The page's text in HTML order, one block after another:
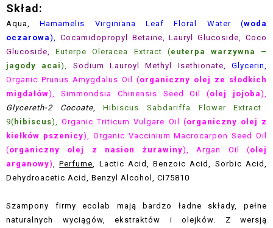
Skład:
Aqua,Hamamelis Virginiana Leaf Floral Water (woda
oczarowa), Cocamidopropyl Betaine,Lauryl Glucoside, Coco
Glucoside,Euterpe Oleracea Extract (euterpa warzywna –
jagody acai), Sodium Lauroyl Methyl Isethionate,
Glycerin,
Organic Prunus Amygdalus Oil (organiczny olej ze słodkich
migdałów), Simmondsia Chinensis Seed Oil (olej jojoba),
Glycereth-2 Cocoate,Hibiscus Sabdariffa Flower Extract
9(hibiscus), Organic Triticum Vulgare Oil (organiczny olej z
kiełków pszenicy), Organic Vaccinium Macrocarpon Seed Oil
(organiczny olej z nasion żurawiny), Argan Oil (olej
arganowy) ,Perfume , Lactic Acid, Benzoic Acid, Sorbic Acid,
Dehydroacetic Acid, Benzyl Alcohol, CI75810
Szampony firmy ecolab mają bardzo ładne składy, pełne
naturalnych wyciągów, ekstraktów i olejków. Z wersją